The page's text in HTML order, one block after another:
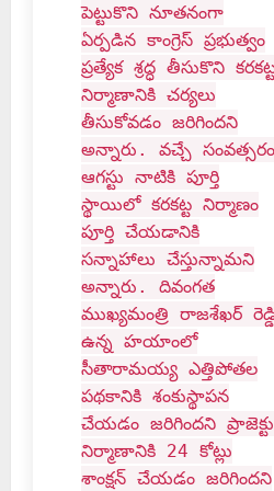
పెట్టుకొని నూతనంగా
ఏర్పడిన కాంగ్రెస్ ప్రభుత్వం
ప్రత్యేక శ్రద్ధ తీసుకొని
నిర్మాణానికి చర్యలు
తీసుకోవడం జరిగిందని
అన్నారు. వచ్చే సంవత్సరం
ఆగస్టు నాటికి పూర్తి
స్థాయిలో కరకట్ట నిర్మాణం
పూర్తి చేయడానికి
సన్నాహాలు చేస్తున్నామని
అన్నారు. దివంగత
ముఖ్యమంత్రి రాజశేఖర్
ఉన్న హయాంలో
సీతారామయ్య ఎత్తిపోతల
పథకానికి శంకుస్థాపన
చేయడం జరిగిందని ప్రాజెక్టు
నిర్మాణానికి 24 కోట్లు
శాంక్షన్ చేయడం జరిగిందని